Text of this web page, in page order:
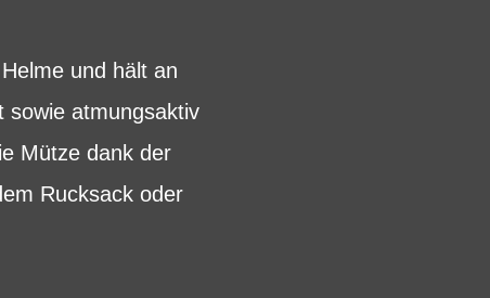
und hält an
sowie atmungsaktiv
Mütze dank der
Rucksack oder